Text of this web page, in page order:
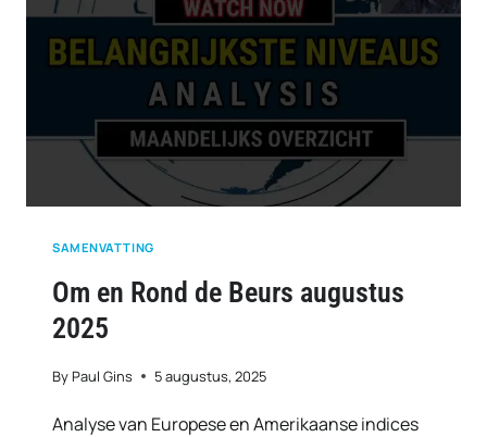
2025
SAMENVATTING
Om en Rond de Beurs augustus
2025
ByPaul Gins 5 augustus, 2025
Analyse van Europese en Amerikaanse indices